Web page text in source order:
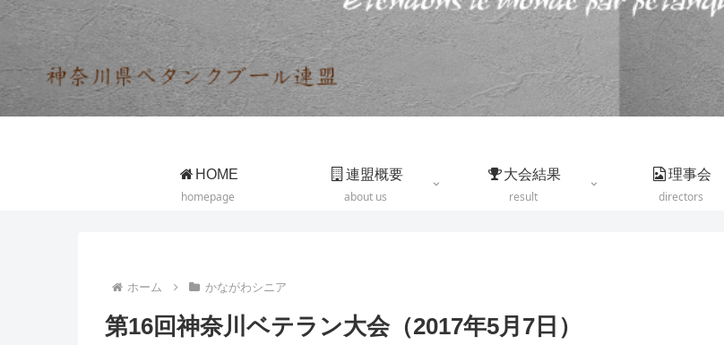
HOME
homepage
連盟概要
about us
大会結果
result
理事会
directors
ホーム かながわシニア
第16回神奈川ベテラン大会（2017年5月7日）